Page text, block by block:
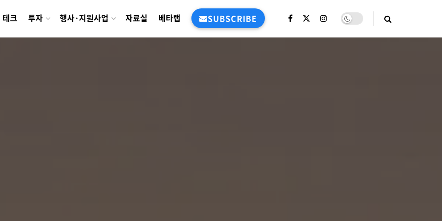
테크 투자 행사·지원사업 자료실 베타랩 SUBSCRIBE